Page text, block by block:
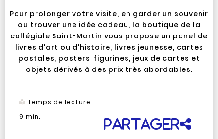
Pour prolonger votre visite, en garder un souvenir
ou trouver une idée cadeau, la boutique de la
collégiale Saint-Martin vous propose un panel de
livres d'art ou d'histoire, livres jeunesse, cartes
postales, posters, figurines, jeux de cartes et
objets dérivés à des prix très abordables.
Temps de lecture :
9 min.
Partager